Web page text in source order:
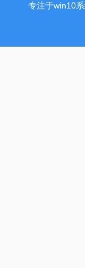
专注于win10